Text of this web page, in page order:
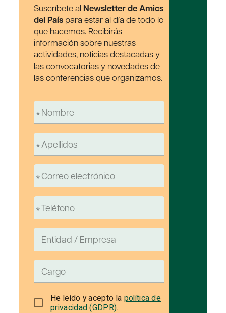
Suscríbete al Newsletter de Amics
del País para estar al día de todo lo
que hacemos. Recibirás
información sobre nuestras
actividades, noticias destacadas y
las convocatorias y novedades de
las conferencias que organizamos.
He leído y acepto la política de
privacidad (GDPR).